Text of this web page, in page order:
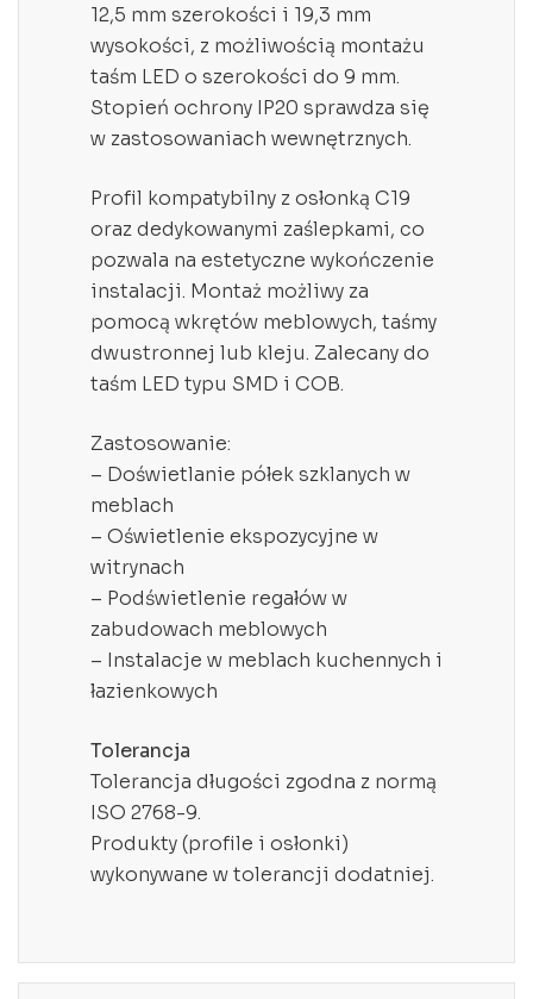
12,5 mm szerokości i 19,3 mm
wysokości, z możliwością montażu
taśm LED o szerokości do 9 mm.
Stopień ochrony IP20 sprawdza się
w zastosowaniach wewnętrznych.
Profil kompatybilny z osłonką C19
oraz dedykowanymi zaślepkami, co
pozwala na estetyczne wykończenie
instalacji. Montaż możliwy za
pomocą wkrętów meblowych, taśmy
dwustronnej lub kleju. Zalecany do
taśm LED typu SMD i COB.
Zastosowanie:
– Doświetlanie półek szklanych w
meblach
– Oświetlenie ekspozycyjne w
witrynach
– Podświetlenie regałów w
zabudowach meblowych
– Instalacje w meblach kuchennych i
łazienkowych
Tolerancja
Tolerancja długości zgodna z normą
ISO 2768-9.
Produkty (profile i osłonki)
wykonywane w tolerancji dodatniej.